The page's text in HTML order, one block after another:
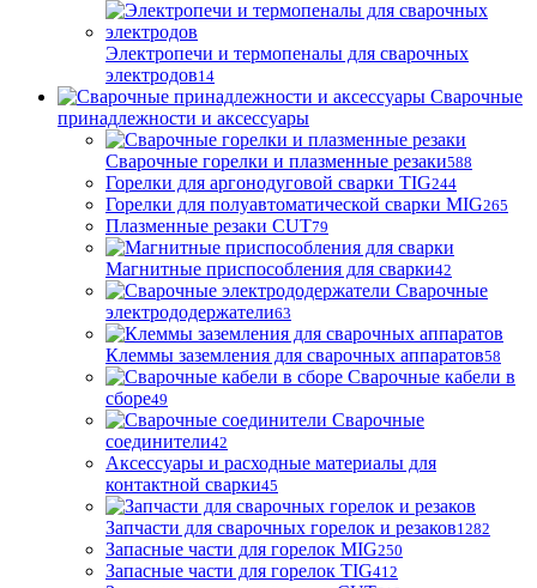
Электропечи и термопеналы для сварочных
электродов14
Сварочные
принадлежности и аксессуары
Сварочные горелки и плазменные резаки588
Горелки для аргонодуговой сварки TIG244
Горелки для полуавтоматической сварки MIG265
Плазменные резаки CUT79
Магнитные приспособления для сварки42
Сварочные
электрододержатели63
Клеммы заземления для сварочных аппаратов58
Сварочные кабели в
сборе49
Сварочные
соединители42
Аксессуары и расходные материалы для
контактной сварки45
Запчасти для сварочных горелок и резаков1282
Запасные части для горелок MIG250
Запасные части для горелок TIG412